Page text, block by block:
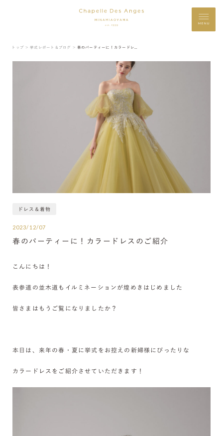
MENU
トップ ＞ 挙式レポート＆ブログ ＞
ドレス＆着物
2023/12/07
春のパーティーに！カラードレスのご紹介
こんにちは！
表参道の並木道もイルミネーションが煌めきはじめました
皆さまはもうご覧になりましたか？
本日は、来年の春・夏に挙式をお控えの新婦様にぴったりな
カラードレスをご紹介させていただきます！